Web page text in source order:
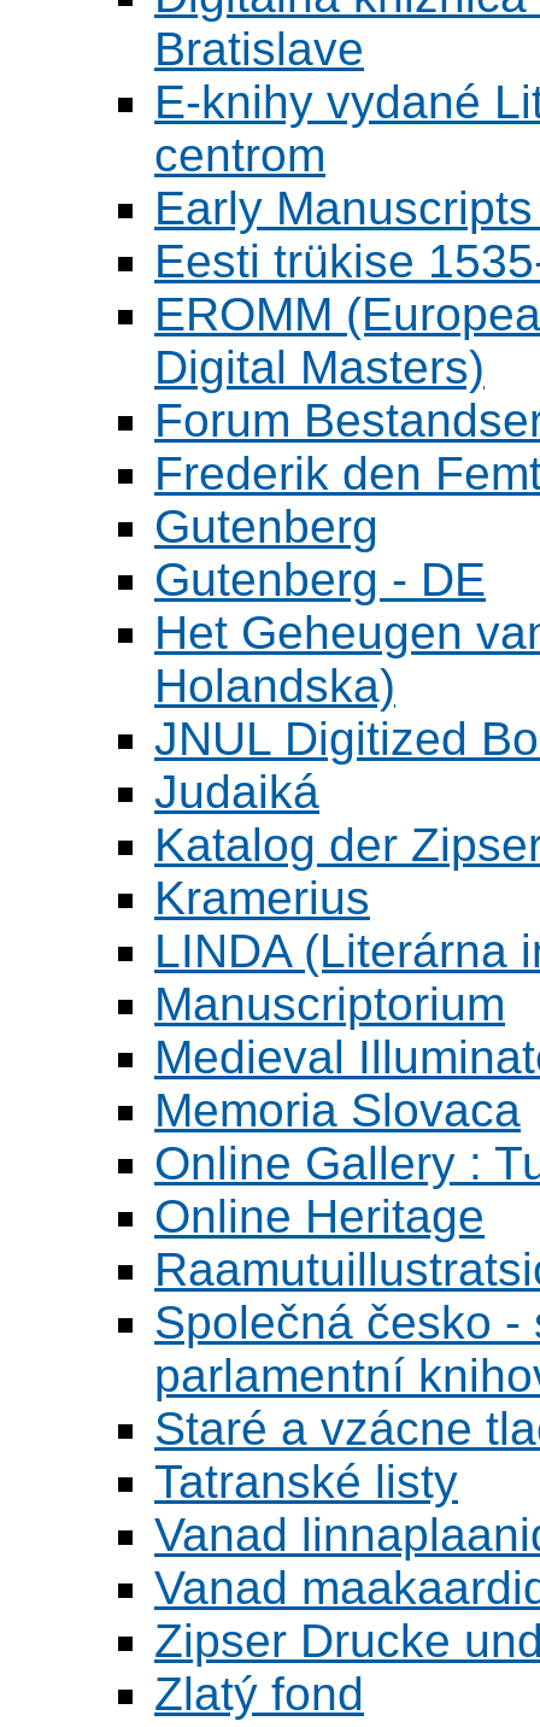
Bratislave
E-knihy vydané
centrom
Early
Eesti trükise
EROMM
Digital Masters)
Forum
Frederik den
Gutenberg
Gutenberg - DE
Het Geheugen
Holandska)
JNUL Digitized
Judaiká
Katalog der
Kramerius
LINDA (Literárna
Manuscriptorium
Medieval
Memoria Slovaca
Online Gallery :
Online Heritage
Společná česko
parlamentní
Staré a vzácne
Tatranské listy
Vanad
Vanad
Zipser Drucke
Zlatý fond